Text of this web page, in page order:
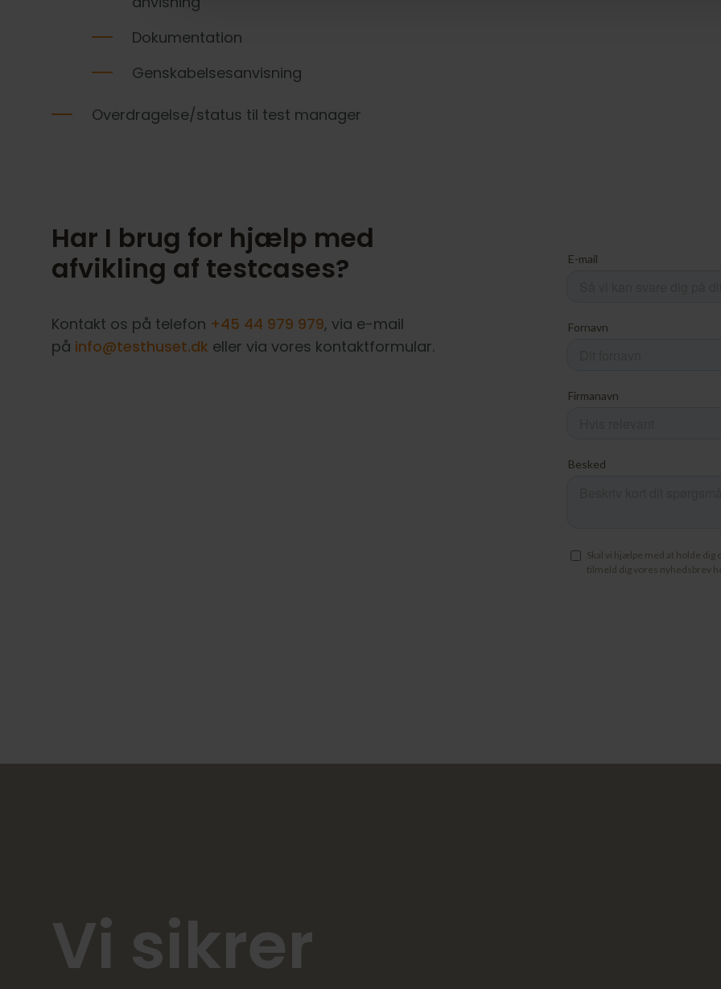
Dokumentation
Genskabelsesanvisning
Overdragelse/status til test manager
Har I brug for hjælp med
afvikling af testcases?
Kontakt os på telefon +45 44 979 979, via e-mail
på info@testhuset.dk eller via vores kontaktformular.
Vi sikrer